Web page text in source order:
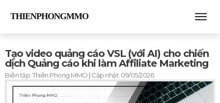
THIENPHONGMMO
Tạo video quảng cáo VSL (với AI) cho chiến
dịch Quảng cáo khi làm Affiliate Marketing
Biên tập:Thiên Phong MMO | Cập nhật: 09/05/2026